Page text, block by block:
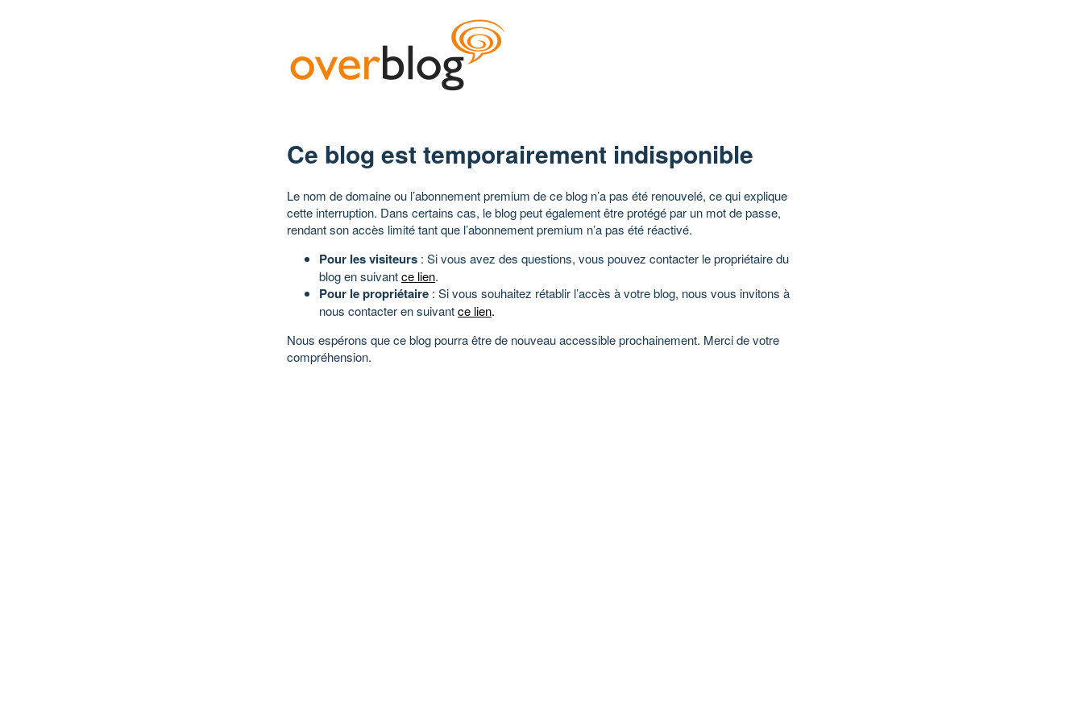
Ce blog est temporairement indisponible
Le nom de domaine ou l’abonnement premium de ce blog n’a pas été renouvelé, ce qui explique
cette interruption. Dans certains cas, le blog peut également être protégé par un mot de passe,
rendant son accès limité tant que l’abonnement premium n’a pas été réactivé.
Pour les visiteurs : Si vous avez des questions, vous pouvez contacter le propriétaire du
blog en suivantce lien.
Pour le propriétaire : Si vous souhaitez rétablir l’accès à votre blog, nous vous invitons à
nous contacter en suivantce lien.
Nous espérons que ce blog pourra être de nouveau accessible prochainement. Merci de votre
compréhension.